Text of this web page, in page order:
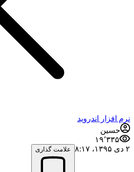
نرم افزار اندروید
حسین
۱۹٬۳۳۵
۲ دی ۱۳۹۵،‏ ۸:۱۷
علامت گذاری